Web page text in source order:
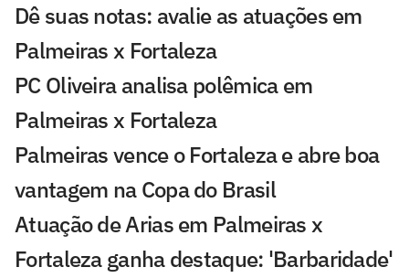
Dê suas notas: avalie as atuações em
Palmeiras x Fortaleza
PC Oliveira analisa polêmica em
Palmeiras x Fortaleza
Palmeiras vence o Fortaleza e abre boa
vantagem na Copa do Brasil
Atuação de Arias em Palmeiras x
Fortaleza ganha destaque: 'Barbaridade'